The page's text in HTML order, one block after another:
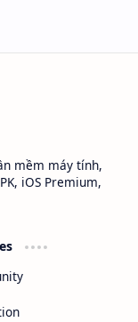
mềm máy tính,
iOS Premium,